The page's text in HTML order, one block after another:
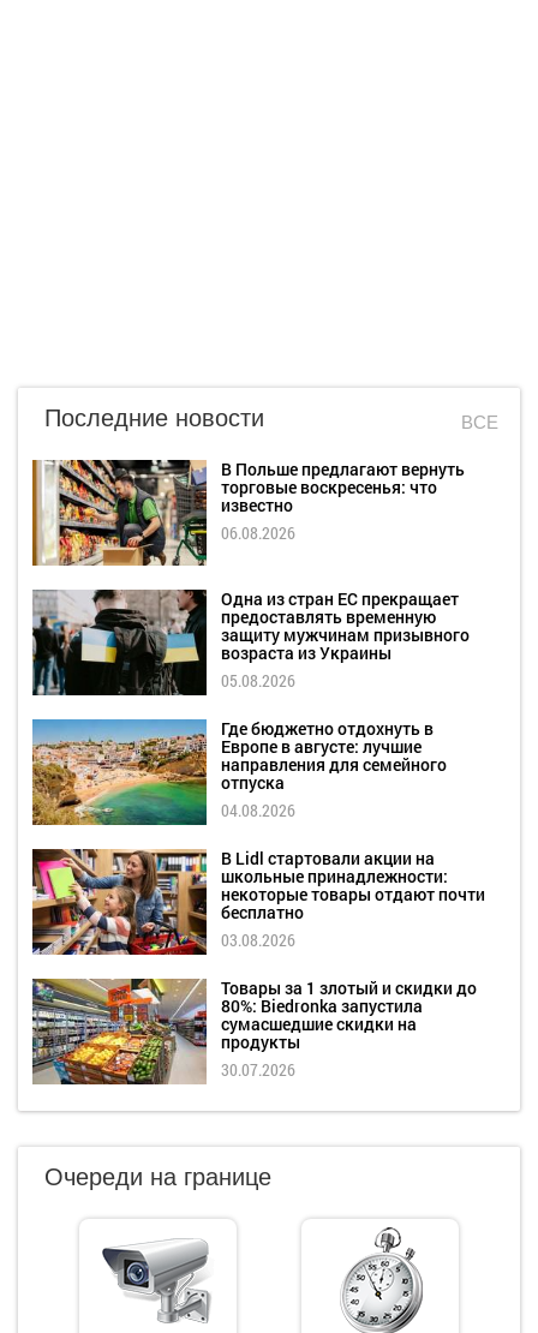
Последние новости ВСЕ
В Польше предлагают вернуть
торговые воскресенья: что
известно
06.08.2026
Одна из стран ЕС прекращает
предоставлять временную
защиту мужчинам призывного
возраста из Украины
05.08.2026
Где бюджетно отдохнуть в
Европе в августе: лучшие
направления для семейного
отпуска
04.08.2026
В Lidl стартовали акции на
школьные принадлежности:
некоторые товары отдают почти
бесплатно
03.08.2026
Товары за 1 злотый и скидки до
80%: Biedronka запустила
сумасшедшие скидки на
продукты
30.07.2026
Очереди на границе